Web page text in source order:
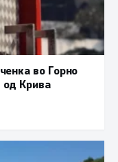
во Горно
од Крива